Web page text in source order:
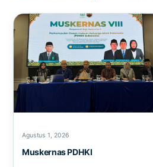
Agustus 1, 2026
Muskernas PDHKI